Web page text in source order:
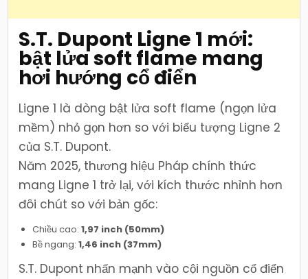
S.T. Dupont Ligne 1 mới:
bật lửa soft flame mang
hơi hướng cổ điển
Ligne 1 là dòng bật lửa soft flame (ngọn lửa
mềm) nhỏ gọn hơn so với biểu tượng Ligne 2
của S.T. Dupont.
Năm 2025, thương hiệu Pháp chính thức
mang Ligne 1 trở lại, với kích thước nhỉnh hơn
đôi chút so với bản gốc:
Chiều cao:1,97 inch (50mm)
Bề ngang:1,46 inch (37mm)
S.T. Dupont nhấn mạnh vào cội nguồn cổ điển